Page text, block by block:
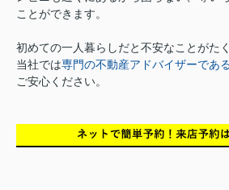
ことができます。
初めての一人暮らしだと不安なことがた
当社では専門の不動産アドバイザーであ
ご安心ください。